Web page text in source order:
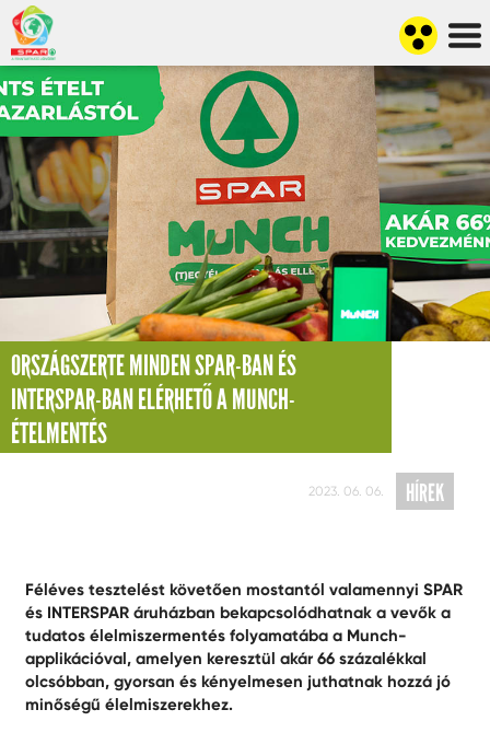
ORSZÁGSZERTE MINDEN SPAR-BAN ÉS
INTERSPAR-BAN ELÉRHETŐ A MUNCH-
ÉTELMENTÉS
2023. 06. 06. HÍREK
Féléves tesztelést követően mostantól valamennyi SPAR
és INTERSPAR áruházban bekapcsolódhatnak a vevők a
tudatos élelmiszermentés folyamatába a Munch-
applikációval, amelyen keresztül akár 66 százalékkal
olcsóbban, gyorsan és kényelmesen juthatnak hozzá jó
minőségű élelmiszerekhez.